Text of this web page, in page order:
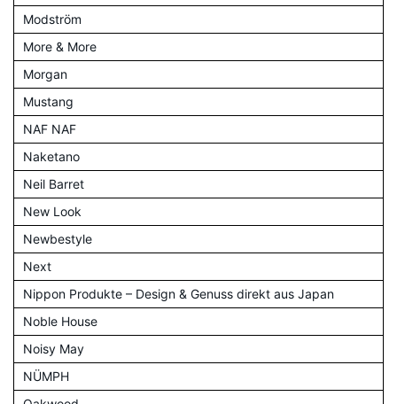
Modström
More & More
Morgan
Mustang
NAF NAF
Naketano
Neil Barret
New Look
Newbestyle
Next
Nippon Produkte – Design & Genuss direkt aus Japan
Noble House
Noisy May
NÜMPH